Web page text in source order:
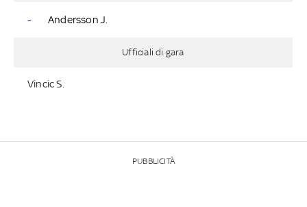
- Andersson J.
Ufficiali di gara
Vincic S.
PUBBLICITÀ